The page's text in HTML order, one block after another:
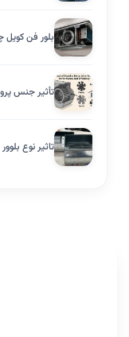
بلور فن کویل
تأثیر جنس
تاثیر نوع